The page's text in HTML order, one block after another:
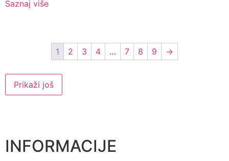
Saznaj više
1 2 3 4 … 7 8 9 →
Prikaži još
INFORMACIJE